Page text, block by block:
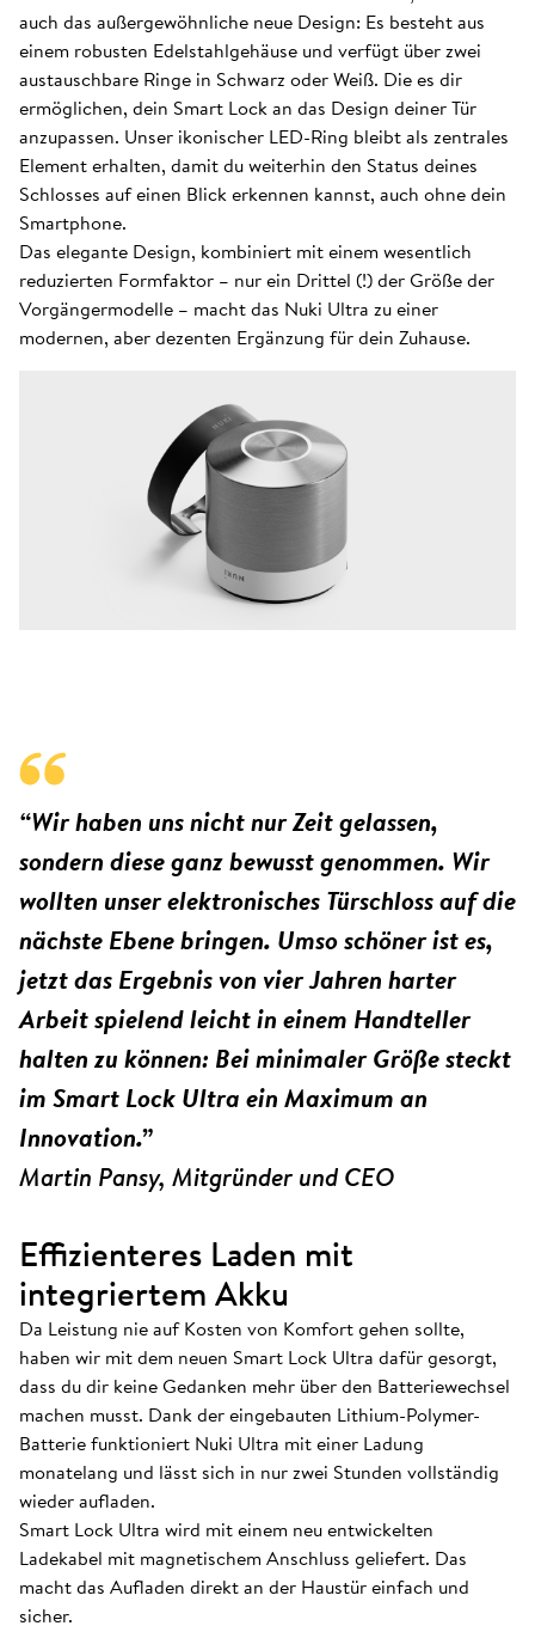
auch das außergewöhnliche neue Design: Es besteht aus
einem robusten Edelstahlgehäuse und verfügt über zwei
austauschbare Ringe in Schwarz oder Weiß. Die es dir
ermöglichen, dein Smart Lock an das Design deiner Tür
anzupassen. Unser ikonischer LED-Ring bleibt als zentrales
Element erhalten, damit du weiterhin den Status deines
Schlosses auf einen Blick erkennen kannst, auch ohne dein
Smartphone.
Das elegante Design, kombiniert mit einem wesentlich
reduzierten Formfaktor – nur ein Drittel (!) der Größe der
Vorgängermodelle – macht das Nuki Ultra zu einer
modernen, aber dezenten Ergänzung für dein Zuhause.
“Wir haben uns nicht nur Zeit gelassen,
sondern diese ganz bewusst genommen. Wir
wollten unser elektronisches Türschloss auf die
nächste Ebene bringen. Umso schöner ist es,
jetzt das Ergebnis von vier Jahren harter
Arbeit spielend leicht in einem Handteller
halten zu können: Bei minimaler Größe steckt
im Smart Lock Ultra ein Maximum an
Innovation.”
Martin Pansy, Mitgründer und CEO
Effizienteres Laden mit
integriertem Akku
Da Leistung nie auf Kosten von Komfort gehen sollte,
haben wir mit dem neuen Smart Lock Ultra dafür gesorgt,
dass du dir keine Gedanken mehr über den Batteriewechsel
machen musst. Dank der eingebauten Lithium-Polymer-
Batterie funktioniert Nuki Ultra mit einer Ladung
monatelang und lässt sich in nur zwei Stunden vollständig
wieder aufladen.
Smart Lock Ultra wird mit einem neu entwickelten
Ladekabel mit magnetischem Anschluss geliefert. Das
macht das Aufladen direkt an der Haustür einfach und
sicher.